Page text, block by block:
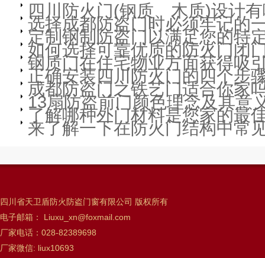
四川防火门(钢质、木质)设计
选择成都防盗门时必须牢记的
定制钢制防盗门以满足您的特
如何选择可靠优质的防火门闭
钢质门在住宅物业方面获得吸
正确安装四川防火门的四个步
成都防盗门之铁艺门适合你家
13扇防盗前门颜色理念及其意
了解哪种外门材料是您家的最
来了解一下在防火门结构中常
四川省天卫盾防火防盗门窗有限公司 版权所有
电子邮箱： Liuxu_xn@foxmail.com
厂家电话：028-82389698
厂家微信: liux10693